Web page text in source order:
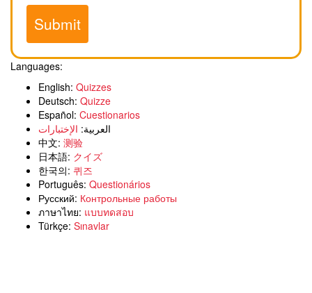
Submit
Languages:
English: Quizzes
Deutsch: Quizze
Español: Cuestionarios
العربية: الإختبارات
中文: 测验
日本語: クイズ
한국의: 퀴즈
Português: Questionários
Русский: Контрольные работы
ภาษาไทย: แบบทดสอบ
Türkçe: Sınavlar